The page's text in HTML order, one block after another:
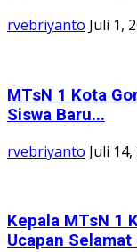
rvebriyanto Juli 1,
MTsN 1 Kota
Siswa Baru...
rvebriyanto Juli 14,
Kepala MTsN 1
Ucapan Selamat